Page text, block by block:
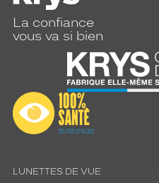
La confiance
vous va si bien
LUNETTES DE VUE